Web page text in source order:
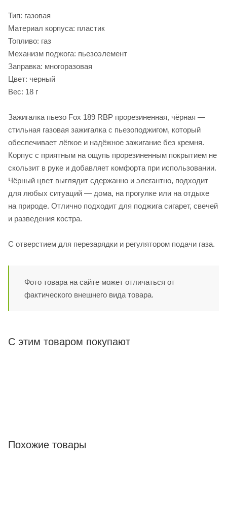
Тип: газовая
Материал корпуса: пластик
Топливо: газ
Механизм поджога: пьезоэлемент
Заправка: многоразовая
Цвет: черный
Вес: 18 г
Зажигалка пьезо Fox 189 RBP прорезиненная, чёрная —
стильная газовая зажигалка с пьезоподжигом, который
обеспечивает лёгкое и надёжное зажигание без кремня.
Корпус с приятным на ощупь прорезиненным покрытием не
скользит в руке и добавляет комфорта при использовании.
Чёрный цвет выглядит сдержанно и элегантно, подходит
для любых ситуаций — дома, на прогулке или на отдыхе
на природе. Отлично подходит для поджига сигарет, свечей
и разведения костра.
С отверстием для перезарядки и регулятором подачи газа.
Фото товара на сайте может отличаться от
фактического внешнего вида товара.
С этим товаром покупают
Похожие товары